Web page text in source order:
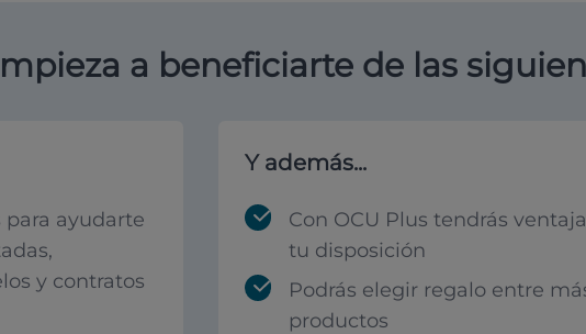
a beneficiarte de las
para ayudarte
y contratos
Y además...
Con OCU Plus tendrás
tu disposición
Podrás elegir regalo entre
productos